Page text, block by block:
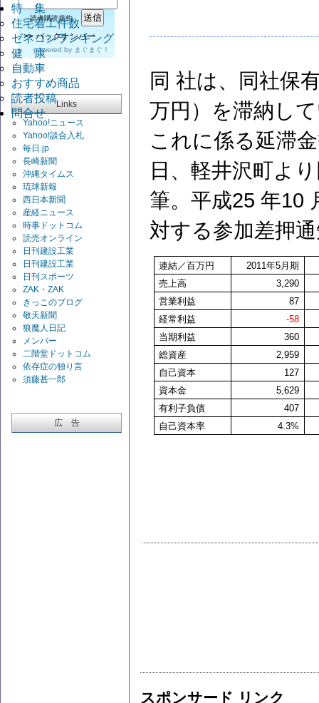
特 集
住宅着工件数
ゼネコンランキング
健 康
自動車
おすすめ商品
読者投稿
問合せ
読者購読規約
>> バックナンバー
powered by まぐまぐ！
Links
Yahoo!ニュース
Yahoo!談合入札
毎日.jp
長崎新聞
沖縄タイムス
琉球新報
西日本新聞
産経ニュース
時事ドットコム
読売オンライン
日刊建設工業
日刊建設工業
日刊スポーツ
ZAK・ZAK
きっこのブログ
敬天新聞
狼魔人日記
メンバー
二階堂ドットコム
依存症の独り言
須藤甚一郎
広 告
同 社は、同社保
万円）を滞納し
これに係る延滞
日、軽井沢町よ
筆。平成25 年10
対する参加差押
連結／百万円 2011年5月期
売上高
3,290
営業利益
87
経常利益
-58
当期利益
360
総資産
2,959
自己資本
127
資本金
5,629
有利子負債
407
自己資本率
4.3%
スポンサード リンク